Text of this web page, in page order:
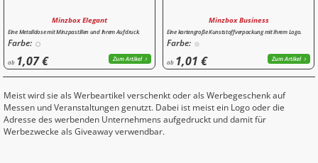
Minzbox Elegant
Eine Metalldose mit Minzpastillen und Ihrem Aufdruck.
Farbe:
ab 1,07 € Zum Artikel
Minzbox Business
Eine kartengroße Kunststoffverpackung mit Ihrem Logo.
Farbe:
ab 1,01 € Zum Artikel
Meist wird sie als Werbeartikel verschenkt oder als Werbegeschenk auf
Messen und Veranstaltungen genutzt. Dabei ist meist ein Logo oder die
Adresse des werbenden Unternehmens aufgedruckt und damit für
Werbezwecke als Giveaway verwendbar.